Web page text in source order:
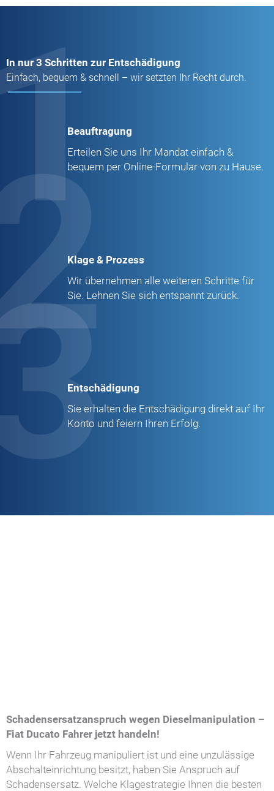
In nur 3 Schritten zur Entschädigung
Einfach, bequem & schnell – wir setzten Ihr Recht durch.
Beauftragung
Erteilen Sie uns Ihr Mandat einfach &
bequem per Online-Formular von zu Hause.
Klage & Prozess
Wir übernehmen alle weiteren Schritte für
Sie. Lehnen Sie sich entspannt zurück.
Entschädigung
Sie erhalten die Entschädigung direkt auf Ihr
Konto und feiern Ihren Erfolg.
Schadensersatzanspruch wegen Dieselmanipulation –
Fiat Ducato Fahrer jetzt handeln!
Wenn Ihr Fahrzeug manipuliert ist und eine unzulässige
Abschalteinrichtung besitzt, haben Sie Anspruch auf
Schadensersatz. Welche Klagestrategie Ihnen die besten